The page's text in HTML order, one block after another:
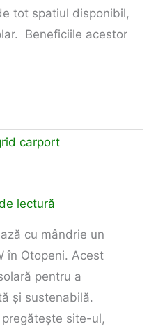
tot spatiul disponibil,
Beneficiile acestor
lectură
cu mândrie un
în Otopeni. Acest
pentru a
și sustenabilă.
site-ul,